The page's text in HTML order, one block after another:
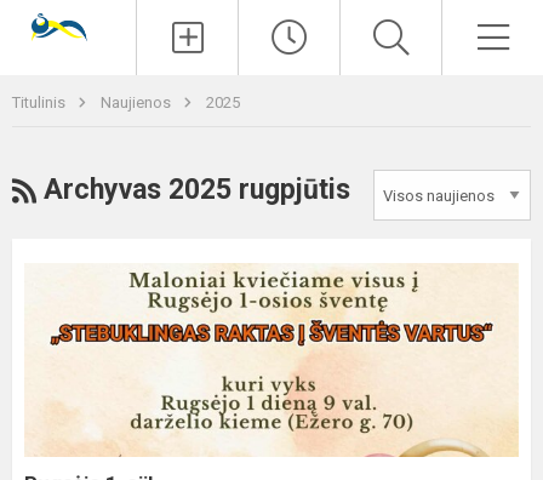
Titulinis Naujienos 2025
RSS
Archyvas 2025 rugpjūtis